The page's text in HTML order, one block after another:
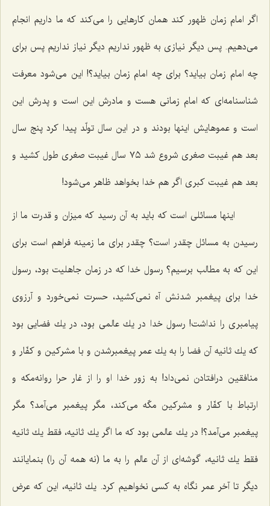
اگر امام زمان ظهور كند همان كارهایی را می‌كند كه ما داریم انجام
می‌دهیم. پس دیگر نیازی به ظهور نداریم دیگر نیاز نداریم پس برای
چه امام زمان بیاید؟ برای چه امام زمان بیاید؟! این می‌شود معرفت
شناسنامه‌ای كه امام زمانی هست و مادرش این است و پدرش این
است و عموهایش اینها بودند و در این سال تولّد پیدا كرد پنج سال
بعد هم غیبت صغری شروع شد ٧٥ سال غیبت صغری طول كشید و
بعد هم غیبت كبری اگر هم خدا بخواهد ظاهر می‌شود!
اینها مسائلی است كه باید به آن رسید كه میزان و قدرت ما از
رسیدن به مسائل چقدر است؟ چقدر برای ما زمینه فراهم است برای
این كه به مطالب برسیم؟ رسول خدا كه در زمان جاهلیت بود، رسول
خدا برای پیغمبر شدنش آه نمی‌كشید، حسرت نمی‌خورد و آرزوی
پیامبری را نداشت! رسول خدا در یك عالمی بود، در یك فضایی بود
كه یك ثانیه آن فضا را به یك عمر پیغمبرشدن و با مشركین و كفّار و
منافقین درافتادن نمی‌داد! به زور خدا او را از غار حرا روانه‌مكه و
ارتباط با كفّار و مشركین مكّه می‌كند، مگر پیغمبر می‌آمد؟ مگر
پیغمبر می‌آمد؟! در یك عالمی بود كه ما اگر یك ثانیه، فقط یك ثانیه
فقط یك ثانیه، گوشه‌ای از آن عالم را به ما (نه همه آن را) بنمایانند
دیگر تا آخر عمر نگاه به كسی نخواهیم كرد. یك ثانیه، این كه عرض